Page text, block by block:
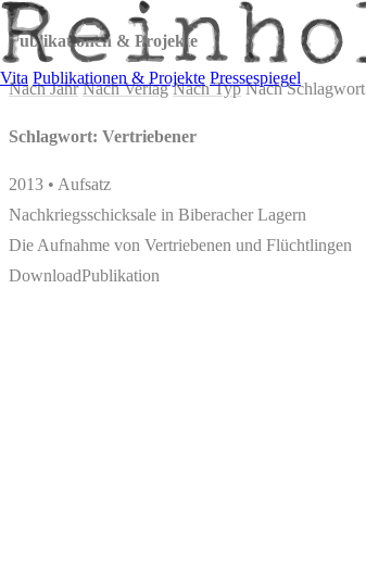
Vita Publikationen & Projekte Pressespiegel
Publikationen & Projekte
Nach Jahr Nach Verlag Nach Typ Nach Schlagwort
Schlagwort: Vertriebener
2013 • Aufsatz
Nachkriegsschicksale in Biberacher Lagern
Die Aufnahme von Vertriebenen und Flüchtlingen
DownloadPublikation